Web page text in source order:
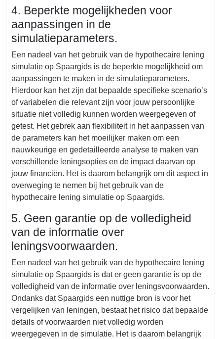
4. Beperkte mogelijkheden voor
aanpassingen in de
simulatieparameters.
Een nadeel van het gebruik van de hypothecaire lening
simulatie op Spaargids is de beperkte mogelijkheid om
aanpassingen te maken in de simulatieparameters.
Hierdoor kan het zijn dat bepaalde specifieke scenario’s
of variabelen die relevant zijn voor jouw persoonlijke
situatie niet volledig kunnen worden weergegeven of
getest. Het gebrek aan flexibiliteit in het aanpassen van
de parameters kan het moeilijker maken om een
nauwkeurige en gedetailleerde analyse te maken van
verschillende leningsopties en de impact daarvan op
jouw financiën. Het is daarom belangrijk om dit aspect in
overweging te nemen bij het gebruik van de
hypothecaire lening simulatie op Spaargids.
5. Geen garantie op de volledigheid
van de informatie over
leningsvoorwaarden.
Een nadeel van het gebruik van de hypothecaire lening
simulatie op Spaargids is dat er geen garantie is op de
volledigheid van de informatie over leningsvoorwaarden.
Ondanks dat Spaargids een nuttige bron is voor het
vergelijken van leningen, bestaat het risico dat bepaalde
details of voorwaarden niet volledig worden
weergegeven in de simulatie. Het is daarom belangrijk